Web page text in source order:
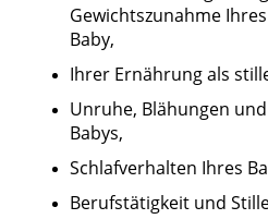
Gewichtszunahme
Baby,
Ihrer Ernährung als
Unruhe, Blähungen
Babys,
Schlafverhalten Ihres
Berufstätigkeit und